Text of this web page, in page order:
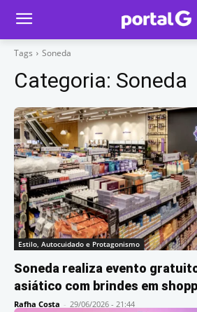
Tags Soneda
Categoria: Soneda
Estilo, Autocuidado e Protagonismo
Soneda realiza evento
asiático com brindes em
Rafha Costa - 29/06/2026 - 21:44